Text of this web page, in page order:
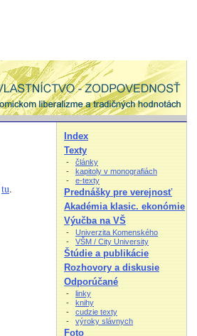
tu.
Index
Texty
- články
- kapitoly v monografiách
- e-texty
Prednášky pre verejnosť
Akadémia klasic. ekonómie
Výučba na VŠ
- Univerzita Komenského
- VŠM / City University
Štúdie a publikácie
Rozhovory a diskusie
Odporúčané
- linky
- knihy
- cudzie texty
- výroky slávnych
Foto